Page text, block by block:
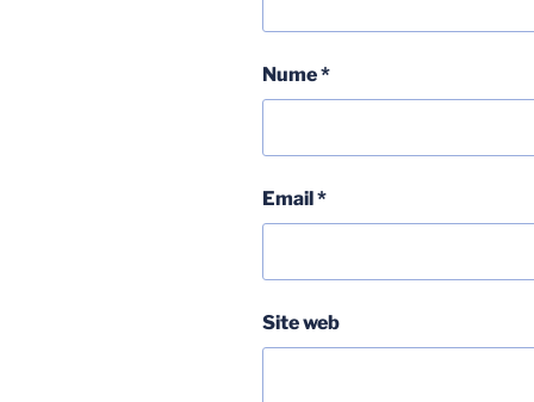
Nume*
Email*
Site web